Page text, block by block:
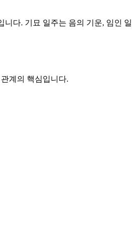
다. 기묘 일주는 음의 기운, 임인
계의 핵심입니다.